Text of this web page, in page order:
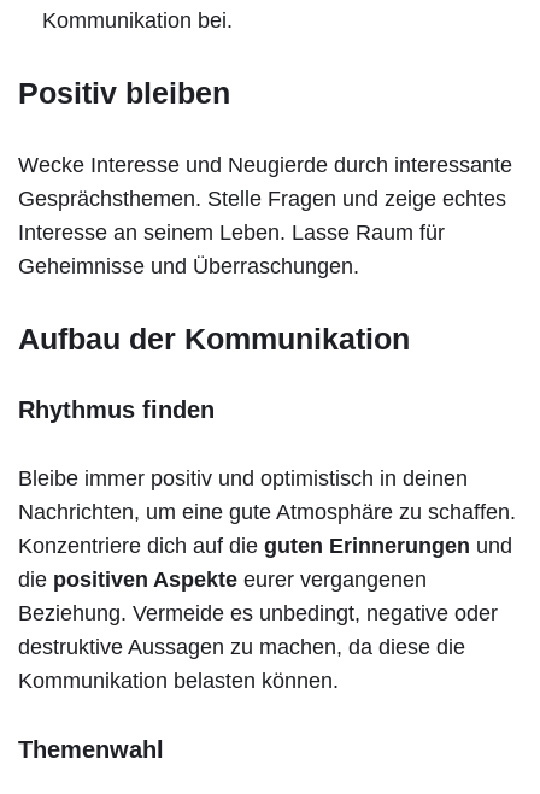
Kommunikation bei.
Positiv bleiben
Wecke Interesse und Neugierde durch interessante
Gesprächsthemen. Stelle Fragen und zeige echtes
Interesse an seinem Leben. Lasse Raum für
Geheimnisse und Überraschungen.
Aufbau der Kommunikation
Rhythmus finden
Bleibe immer positiv und optimistisch in deinen
Nachrichten, um eine gute Atmosphäre zu schaffen.
Konzentriere dich auf die guten Erinnerungen und
die positiven Aspekte eurer vergangenen
Beziehung. Vermeide es unbedingt, negative oder
destruktive Aussagen zu machen, da diese die
Kommunikation belasten können.
Themenwahl